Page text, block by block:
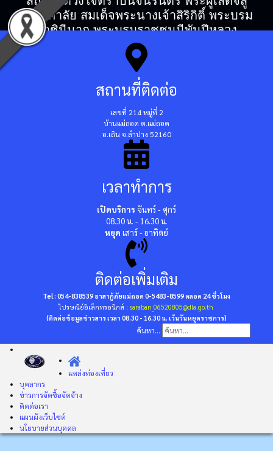
สวรรคาลัย สมเด็จพระนางเจ้าสิริกิติ์ พระบรม
ราชินีนาถ พระบรมราชชนนีพันปีหลวง
สถานที่ติดต่อ
เลขที่ 214 หมู่ที่ 2
บ้านแม่ถอด ต.แม่ถอด
อ.เถิน จ.ลำปาง 52160
เวลาทำการ
เปิดบริการ จันทร์ - ศุกร์
08.30 น. - 16.30 น.
หยุด เสาร์ - อาทิตย์
ติดต่อเพิ่มเติม
Tel : 054-838539 อาสากู้ภัยแม่ถอด 0-5483-8599ตลอด 24 ชั่วโมง
ไปรษณีย์อิเล็กทรอนิกส์ : saraban_06520805@dla.go.th
(ติดต่อข้อมูลข่าวสาร เวลา 08.30 - 16.30 น. เว้นวันหยุดราชการ)
ค้นหา...
แหล่งท่องเที่ยว
บุคลากร
ข่าวการจัดซื้อจัดจ้าง
ติดต่อเรา
แผนผังเว็บไซต์
นโยบายส่วนบุคคล